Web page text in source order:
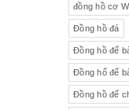
đồng hồ cơ
Đồng hồ đá
Đồng hồ để
Đồng hổ để
Đồng hồ đế